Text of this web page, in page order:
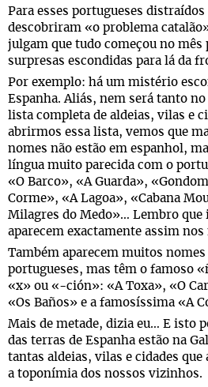
Para esses portugueses
descobriram «o problema
julgam que tudo começou no
surpresas escondidas para lá da
Por exemplo: há um mistério
Espanha. Aliás, nem será tanto
lista completa de aldeias, vilas e
abrirmos essa lista, vemos que
nomes não estão em espanhol,
língua muito parecida com o
«O Barco», «A Guarda»,
Corme», «A Lagoa», «Cabana
Milagres do Medo»… Lembro que
aparecem exactamente assim nos
Também aparecem muitos
portugueses, mas têm o famoso
«x» ou «-ción»: «A Toxa», «O
«Os Baños» e a famosíssima «A
Mais de metade, dizia eu… E isto
das terras de Espanha estão na
tantas aldeias, vilas e cidades
a toponímia dos nossos vizinhos.